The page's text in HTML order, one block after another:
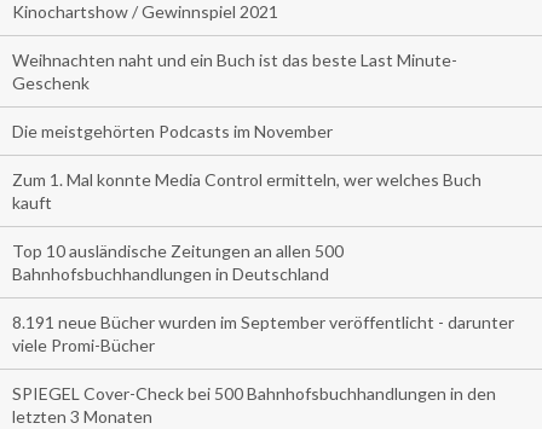
Kinochartshow / Gewinnspiel 2021
Weihnachten naht und ein Buch ist das beste Last Minute-
Geschenk
Die meistgehörten Podcasts im November
Zum 1. Mal konnte Media Control ermitteln, wer welches Buch
kauft
Top 10 ausländische Zeitungen an allen 500
Bahnhofsbuchhandlungen in Deutschland
8.191 neue Bücher wurden im September veröffentlicht - darunter
viele Promi-Bücher
SPIEGEL Cover-Check bei 500 Bahnhofsbuchhandlungen in den
letzten 3 Monaten